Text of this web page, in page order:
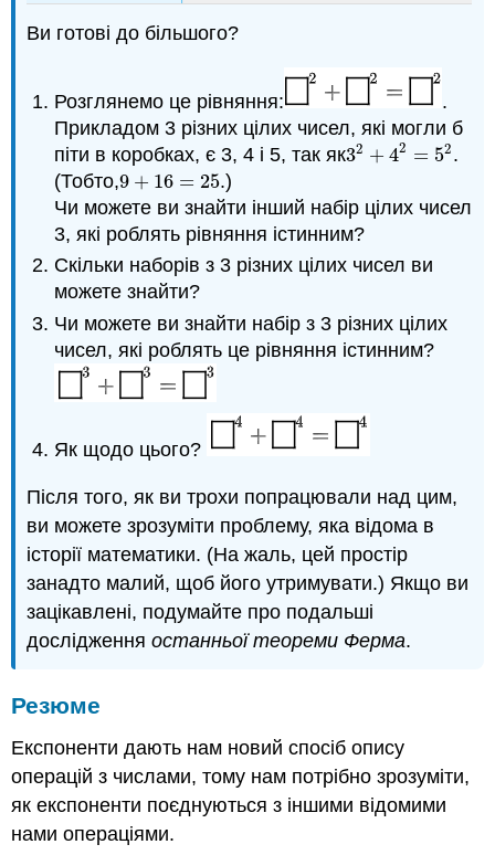
Ви готові до більшого?
Розглянемо це рівняння:
.
Прикладом 3 різних цілих чисел, які могли б
піти в коробках, є 3, 4 і 5, так як32 + 42 = 52
32 +42=52
.
(Тобто,9 + 16 = 25
9 +16= 25
.)
Чи можете ви знайти інший набір цілих чисел
3, які роблять рівняння істинним?
Скільки наборів з 3 різних цілих чисел ви
можете знайти?
Чи можете ви знайти набір з 3 різних цілих
чисел, які роблять це рівняння істинним?
Як щодо цього?
Після того, як ви трохи попрацювали над цим,
ви можете зрозуміти проблему, яка відома в
історії математики. (На жаль, цей простір
занадто малий, щоб його утримувати.) Якщо ви
зацікавлені, подумайте про подальші
дослідженняостанньої теореми Ферма.
Резюме
Експоненти дають нам новий спосіб опису
операцій з числами, тому нам потрібно зрозуміти,
як експоненти поєднуються з іншими відомими
нами операціями.